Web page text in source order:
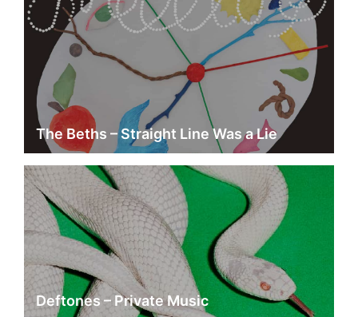
The Beths – Straight Line Was a Lie
Deftones – Private Music